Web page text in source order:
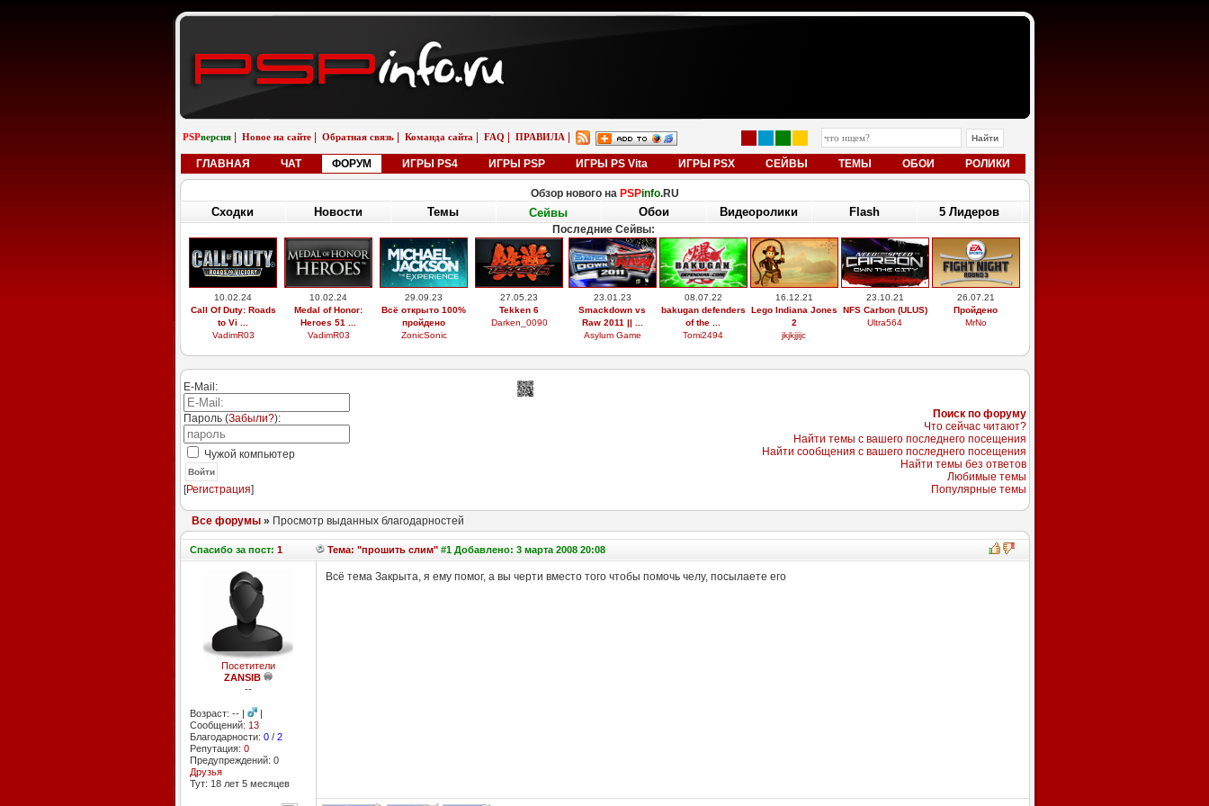
PSPверсия Новое на сайте Обратная связь Команда сайта FAQ ПРАВИЛА
ГЛАВНАЯ ЧАТ ФОРУМ ИГРЫ PS4 ИГРЫ PSP ИГРЫ PS Vita ИГРЫ PSX СЕЙВЫ ТЕМЫ ОБОИ РОЛИКИ
Обзор нового на PSPinfo.RU
Сходки Новости Темы Сейвы Обои Видеоролики Flash 5 Лидеров
Последние Сейвы:
10.02.24
Call Of Duty: Roads
to Vi ...
VadimR03
10.02.24
Medal of Honor:
Heroes 51 ...
VadimR03
29.09.23
Всё открыто 100%
пройдено
ZonicSonic
27.05.23
Tekken 6
Darken_0090
23.01.23
Smackdown vs
Raw 2011 || ...
Asylum Game
08.07.22
bakugan defenders
of the ...
Tomi2494
16.12.21
Lego Indiana Jones
2
jkjkjjijc
23.10.21
NFS Carbon (ULUS)
Ultra564
26.07.21
Пройдено
MrNo
E-Mail:
Пароль (Забыли?):
Чужой компьютер
Войти
[Регистрация]
Поиск по форуму
Что сейчас читают?
Найти темы с вашего последнего посещения
Найти сообщения с вашего последнего посещения
Найти темы без ответов
Любимые темы
Популярные темы
Все форумы» Просмотр выданных благодарностей
Спасибоза пост: 1 Тема: "прошить слим"#1 Добавлено: 3 марта 2008 20:08
Посетители
ZANSIB
--
Возраст: -- |
|
Сообщений: 13
Благодарности: 0/ 2
Репутация: 0
Предупреждений: 0
Друзья
Тут: 18 лет 5 месяцев
Всё тема Закрыта, я ему помог, а вы черти вместо того чтобы помочь челу, посылаете его